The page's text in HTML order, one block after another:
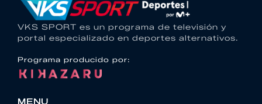
VKS SPORT es un programa de televisión y
portal especializado en deportes alternativos.
Programa producido por: